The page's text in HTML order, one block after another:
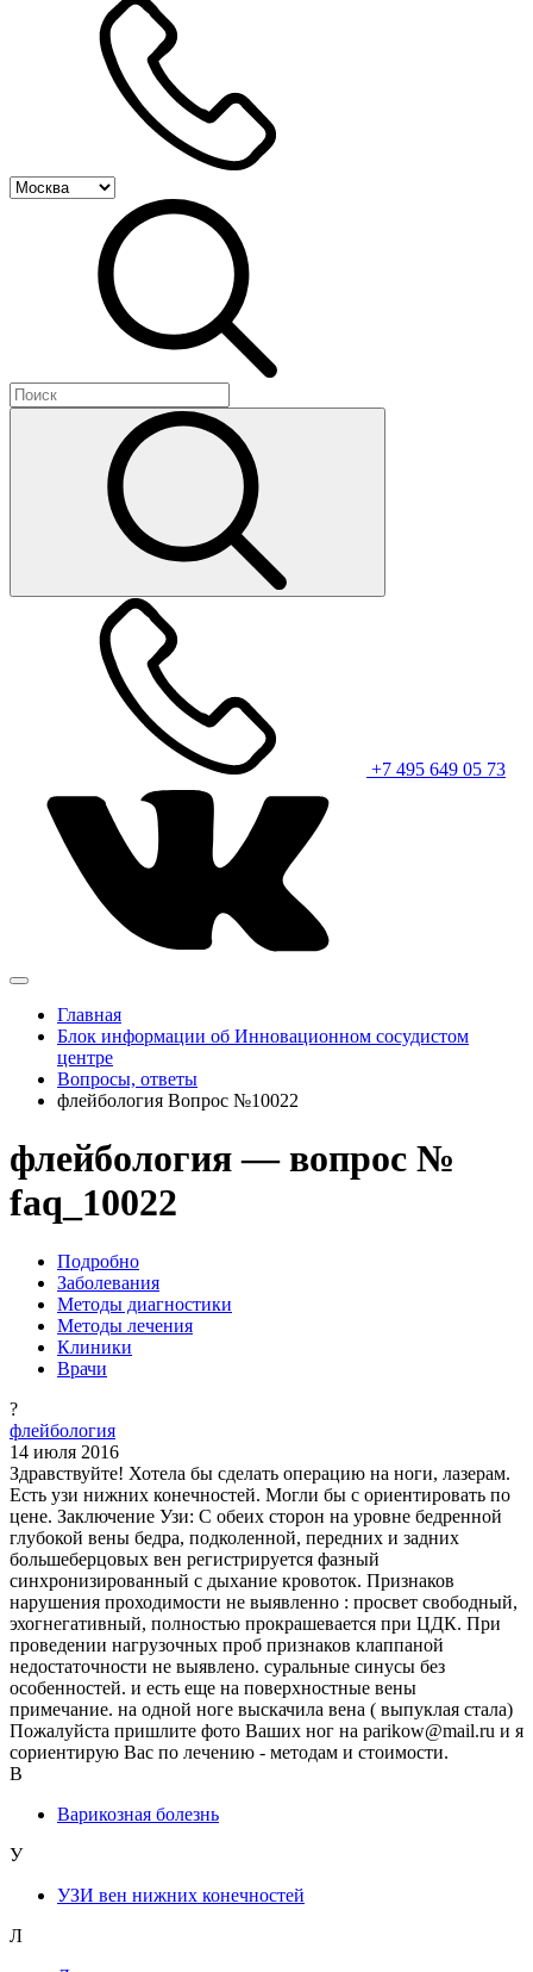
+7 495 649 05 73
Главная
Блок информации об Инновационном сосудистом
центре
Вопросы, ответы
флейбология Вопрос №10022
флейбология — вопрос №
faq_10022
Подробно
Заболевания
Методы диагностики
Методы лечения
Клиники
Врачи
?
флейбология
14 июля 2016
Здравствуйте! Хотела бы сделать операцию на ноги, лазерам.
Есть узи нижних конечностей. Могли бы с ориентировать по
цене. Заключение Узи: С обеих сторон на уровне бедренной
глубокой вены бедра, подколенной, передних и задних
большеберцовых вен регистрируется фазный
синхронизированный с дыхание кровоток. Признаков
нарушения проходимости не выявленно : просвет свободный,
эхогнегативный, полностью прокрашевается при ЦДК. При
проведении нагрузочных проб признаков клаппаной
недостаточности не выявлено. суральные синусы без
особенностей. и есть еще на поверхностные вены
примечание. на одной ноге выскачила вена ( выпуклая стала)
Пожалуйста пришлите фото Ваших ног на parikow@mail.ru и я
сориентирую Вас по лечению - методам и стоимости.
В
Варикозная болезнь
У
УЗИ вен нижних конечностей
Л